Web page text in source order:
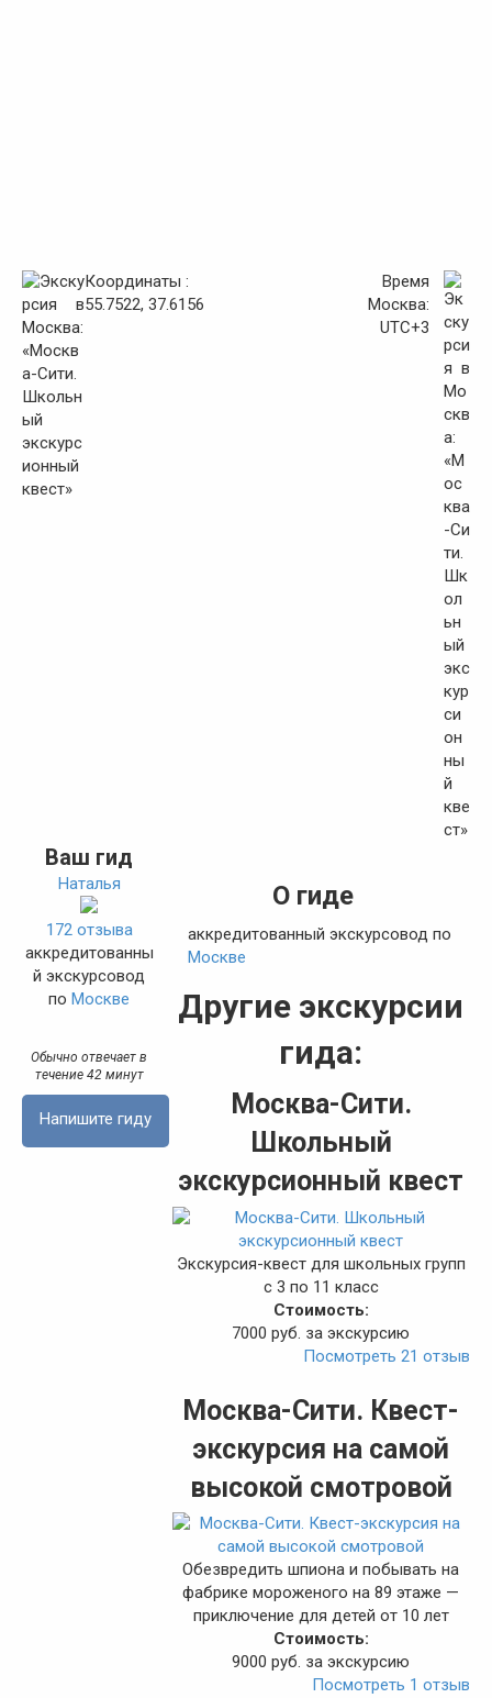
Координаты :
55.7522, 37.6156
Время
Москва:
UTC+3
Ваш гид
Наталья
172 отзыва
аккредитованны
й экскурсовод
поМоскве
Обычно отвечает в
течение 42 минут
Напишите гиду
О гиде
аккредитованный экскурсовод по
Москве
Другие экскурсии
гида:
Москва-Сити.
Школьный
экскурсионный квест
Экскурсия-квест для школьных групп
с 3 по 11 класс
Стоимость:
7000 руб. за экскурсию
Посмотреть 21 отзыв
Москва-Сити. Квест-
экскурсия на самой
высокой смотровой
Обезвредить шпиона и побывать на
фабрике мороженого на 89 этаже —
приключение для детей от 10 лет
Стоимость:
9000 руб. за экскурсию
Посмотреть 1 отзыв